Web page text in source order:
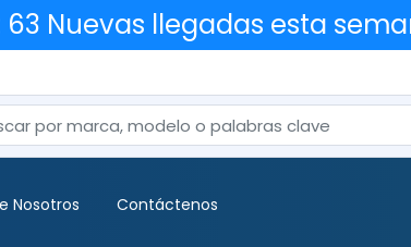
Nuevas llegadas esta
Nosotros Contáctenos